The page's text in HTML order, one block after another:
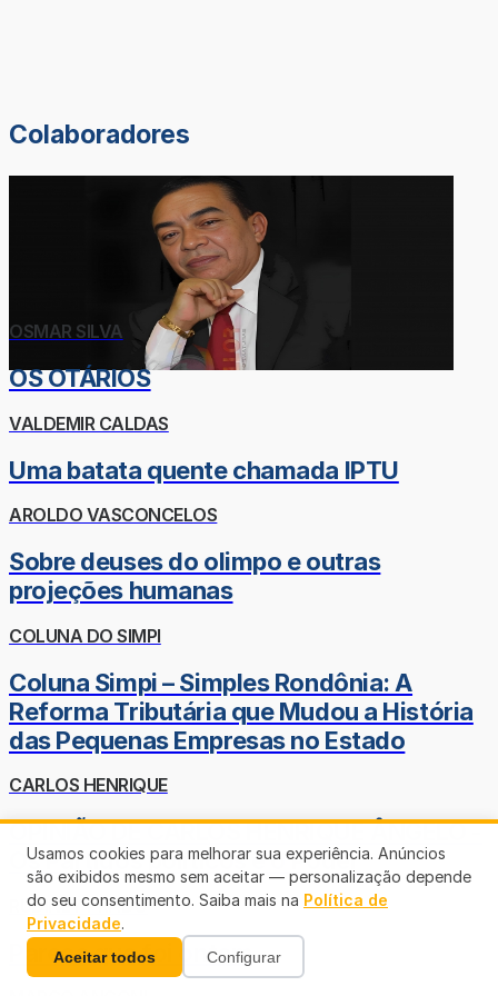
Colaboradores
OSMAR SILVA
OS OTÁRIOS
VALDEMIR CALDAS
Uma batata quente chamada IPTU
AROLDO VASCONCELOS
Sobre deuses do olimpo e outras
projeções humanas
COLUNA DO SIMPI
Coluna Simpi – Simples Rondônia: A
Reforma Tributária que Mudou a História
das Pequenas Empresas no Estado
CARLOS HENRIQUE
OPINIÃO DE CARLOS HENRIQUE ÂNGELO -
Os Partidos políticos e o Poder
RUDINEY PRADO
Parece que foi ontem
Usamos cookies para melhorar sua experiência. Anúncios
são exibidos mesmo sem aceitar — personalização depende
do seu consentimento. Saiba mais na Política de
Privacidade.
Aceitar todos Configurar